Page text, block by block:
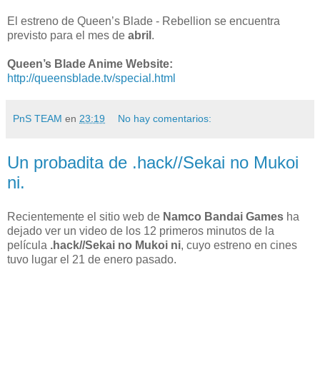
El estreno de Queen’s Blade - Rebellion se encuentra
previsto para el mes de abril .
Queen’s Blade Anime Website:
http://queensblade.tv/special.html
PnS TEAM en 23:19 No hay comentarios:
Un probadita de .hack//Sekai no Mukoi
ni.
Recientemente el sitio web de Namco Bandai Games ha
dejado ver un video de los 12 primeros minutos de la
película .hack//Sekai no Mukoi ni, cuyo estreno en cines
tuvo lugar el 21 de enero pasado.